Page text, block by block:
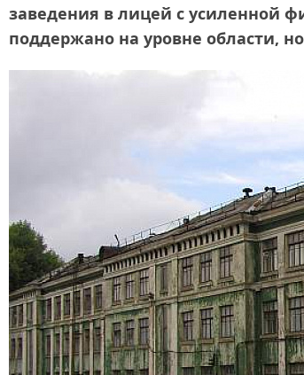
заведения в лицей с усиленной
поддержано на уровне области,